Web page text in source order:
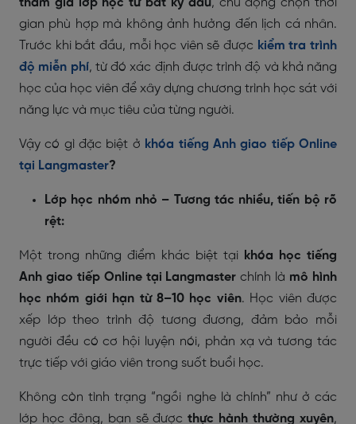
tham gia lớp học từ bất kỳ đâu, chủ động chọn thời
gian phù hợp mà không ảnh hưởng đến lịch cá nhân.
Trước khi bắt đầu, mỗi học viên sẽ được kiểm tra trình
độ miễn phí, từ đó xác định được trình độ và khả năng
học của học viên để xây dựng chương trình học sát với
năng lực và mục tiêu của từng người.
Vậy có gì đặc biệt ở khóa tiếng Anh giao tiếp Online
tại Langmaster?
Lớp học nhóm nhỏ – Tương tác nhiều, tiến bộ rõ
rệt:
Một trong những điểm khác biệt tại
khóa học tiếng
Anh giao tiếp Online tại Langmaster chính là mô hình
học nhóm giới hạn từ 8–10 học viên. Học viên được
xếp lớp theo trình độ tương đương, đảm bảo mỗi
người đều có cơ hội luyện nói, phản xạ và tương tác
trực tiếp với giáo viên trong suốt buổi học.
Không còn tình trạng “ngồi nghe là chính” như ở các
lớp học đông, bạn sẽ đượcthực hành thường xuyên,